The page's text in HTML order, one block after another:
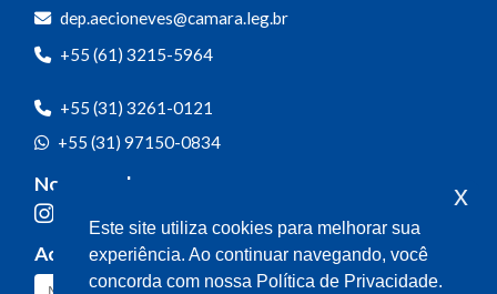
dep.aecioneves@camara.leg.br
+55 (61) 3215-5964
+55 (31) 3261-0121
+55 (31) 97150-0834
Nossas redes
Acompanhe o meu mandato
Este site utiliza cookies para melhorar sua
experiência. Ao continuar navegando, você
concorda com nossa Política de Privacidade.
x